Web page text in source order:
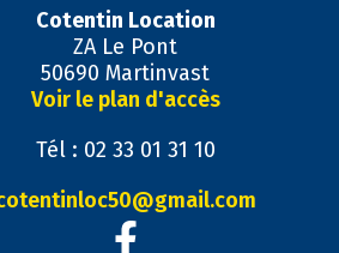
Cotentin Location
ZA Le Pont
50690 Martinvast
Voir le plan d'accès
Tél : 02 33 01 31 10